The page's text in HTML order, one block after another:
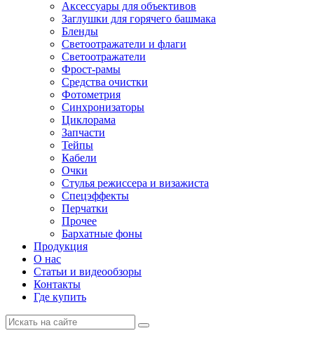
Аксессуары для объективов
Заглушки для горячего башмака
Бленды
Светоотражатели и флаги
Светоотражатели
Фрост-рамы
Средства очистки
Фотометрия
Синхронизаторы
Циклорама
Запчасти
Тейпы
Кабели
Очки
Стулья режиссера и визажиста
Спецэффекты
Перчатки
Прочее
Бархатные фоны
Продукция
О нас
Статьи и видеообзоры
Контакты
Где купить